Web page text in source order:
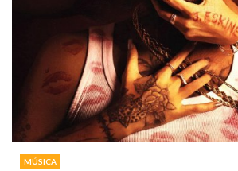
MÚSICA